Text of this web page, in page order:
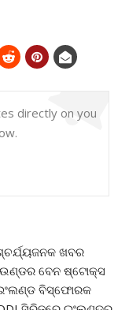
directly on you
ଖବର
ବେନ ଷ୍ଟୋକ୍ସ
ବିସ୍ଫୋରକ